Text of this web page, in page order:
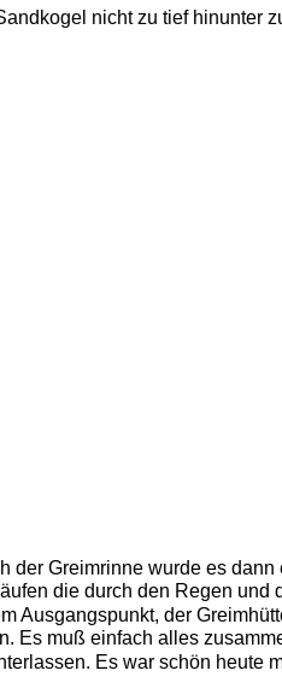
nicht zu tief hinunter
der Greimrinne wurde es
die durch den Regen und
Ausgangspunkt, der
Es muß einfach alles
Es war schön heute